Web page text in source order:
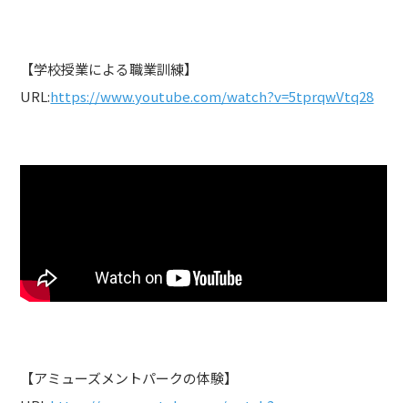
【学校授業による職業訓練】
URL:https://www.youtube.com/watch?v=5tprqwVtq28
【アミューズメントパークの体験】